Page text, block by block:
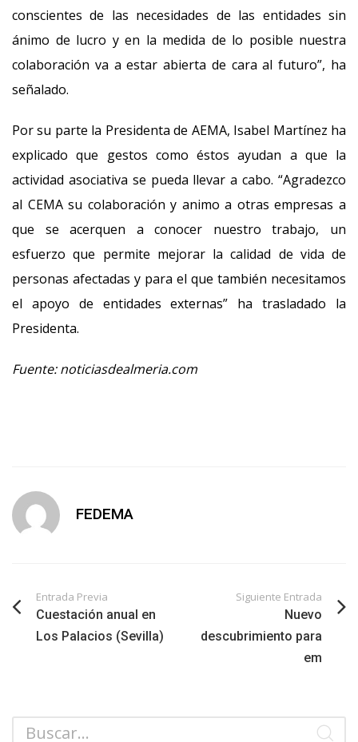
conscientes de las necesidades de las entidades sin
ánimo de lucro y en la medida de lo posible nuestra
colaboración va a estar abierta de cara al futuro”, ha
señalado.
Por su parte la Presidenta de AEMA, Isabel Martínez ha
explicado que gestos como éstos ayudan a que la
actividad asociativa se pueda llevar a cabo. “Agradezco
al CEMA su colaboración y animo a otras empresas a
que se acerquen a conocer nuestro trabajo, un
esfuerzo que permite mejorar la calidad de vida de
personas afectadas y para el que también necesitamos
el apoyo de entidades externas” ha trasladado la
Presidenta.
Fuente: noticiasdealmeria.com
FEDEMA
Entrada Previa
Cuestación anual en
Los Palacios (Sevilla)
Siguiente Entrada
Nuevo
descubrimiento para
em